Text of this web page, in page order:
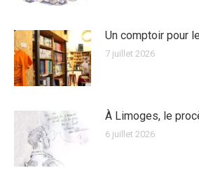
Un comptoir pour
7 juillet 2026
À Limoges, le
6 juillet 2026